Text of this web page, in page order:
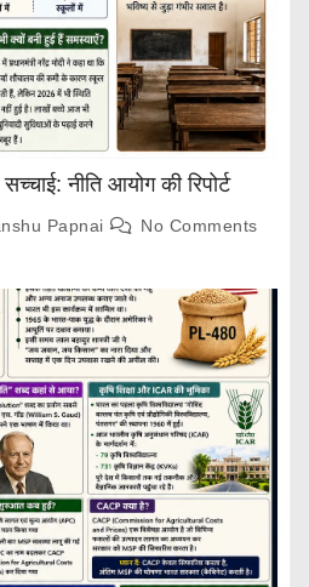
नीति आयोग की रिपोर्ट
Papnai No Comments